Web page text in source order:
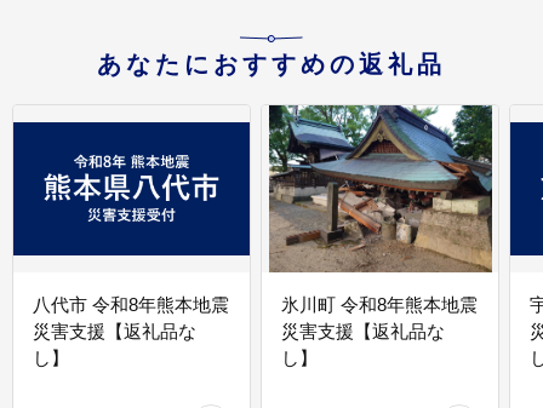
あなたにおすすめの返礼品
八代市 令和8年熊本地震
災害支援【返礼品な
し】
氷川町 令和8年熊本地震
災害支援【返礼品な
し】